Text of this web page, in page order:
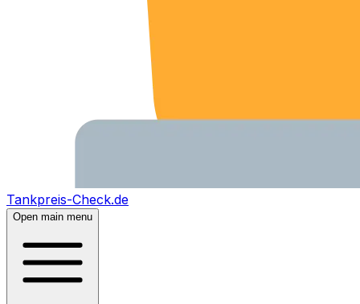
Tankpreis-Check.de
Open main menu